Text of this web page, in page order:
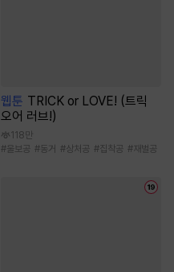
웹툰 TRICK or LOVE! (트릭
오어 러브!)
118만
#울보공 #동거 #상처공 #집착공 #재벌공